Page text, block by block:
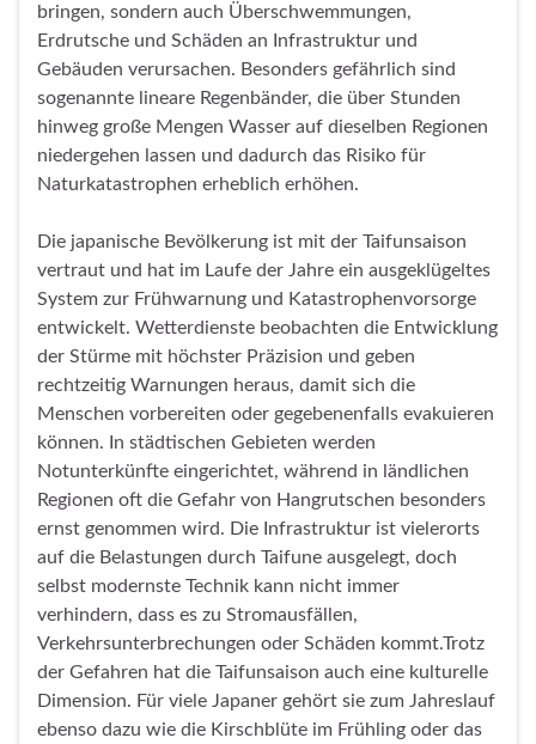
bringen, sondern auch Überschwemmungen,
Erdrutsche und Schäden an Infrastruktur und
Gebäuden verursachen. Besonders gefährlich sind
sogenannte lineare Regenbänder, die über Stunden
hinweg große Mengen Wasser auf dieselben Regionen
niedergehen lassen und dadurch das Risiko für
Naturkatastrophen erheblich erhöhen.
Die japanische Bevölkerung ist mit der Taifunsaison
vertraut und hat im Laufe der Jahre ein ausgeklügeltes
System zur Frühwarnung und Katastrophenvorsorge
entwickelt. Wetterdienste beobachten die Entwicklung
der Stürme mit höchster Präzision und geben
rechtzeitig Warnungen heraus, damit sich die
Menschen vorbereiten oder gegebenenfalls evakuieren
können. In städtischen Gebieten werden
Notunterkünfte eingerichtet, während in ländlichen
Regionen oft die Gefahr von Hangrutschen besonders
ernst genommen wird. Die Infrastruktur ist vielerorts
auf die Belastungen durch Taifune ausgelegt, doch
selbst modernste Technik kann nicht immer
verhindern, dass es zu Stromausfällen,
Verkehrsunterbrechungen oder Schäden kommt.Trotz
der Gefahren hat die Taifunsaison auch eine kulturelle
Dimension. Für viele Japaner gehört sie zum Jahreslauf
ebenso dazu wie die Kirschblüte im Frühling oder das